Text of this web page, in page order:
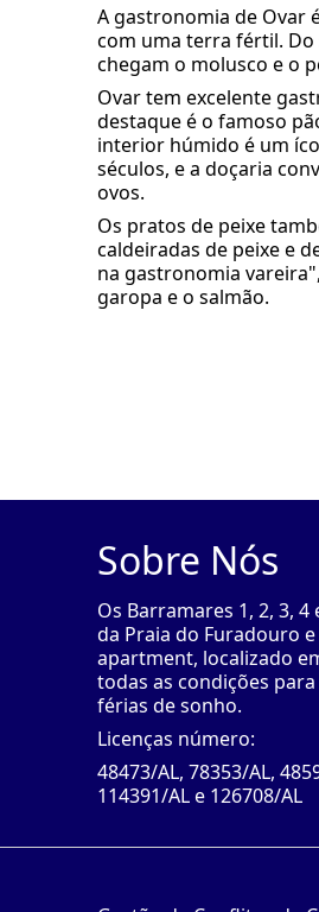
A gastronomia de Ovar
com uma terra fértil. Do
chegam o molusco e o
Ovar tem excelente
destaque é o famoso
interior húmido é um
séculos, e a doçaria
ovos.
Os pratos de peixe
caldeiradas de peixe e
na gastronomia
garopa e o salmão.
Sobre Nós
Os Barramares 1, 2, 3,
da Praia do Furadouro
apartment, localizado
todas as condições
férias de sonho.
Licenças número:
48473/AL, 78353/AL,
114391/AL e 126708/AL